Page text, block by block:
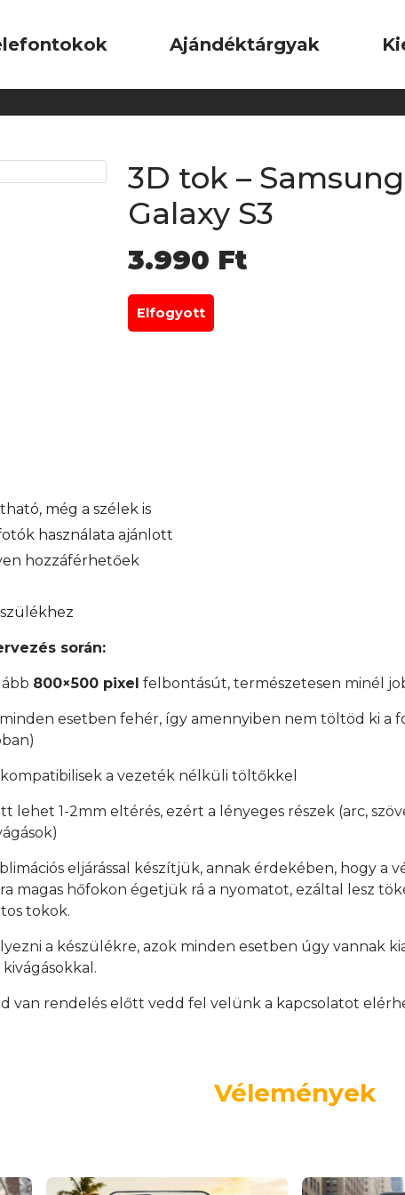
Ajándéktárgyak
3D tok – Samsung
Galaxy S3
3.990 Ft
Elfogyott
még a szélek is
használata ajánlott
hozzáférhetőek
során:
800×500 pixel felbontásút, természetesen minél
esetben fehér, így amennyiben nem töltöd ki a
a vezeték nélküli töltőkkel
lehet 1-2mm eltérés, ezért a lényeges részek (arc,
eljárással készítjük, annak érdekében, hogy a
magas hőfokon égetjük rá a nyomatot, ezáltal lesz
tokok.
a készülékre, azok minden esetben úgy vannak
van rendelés előtt vedd fel velünk a kapcsolatot
Vélemények